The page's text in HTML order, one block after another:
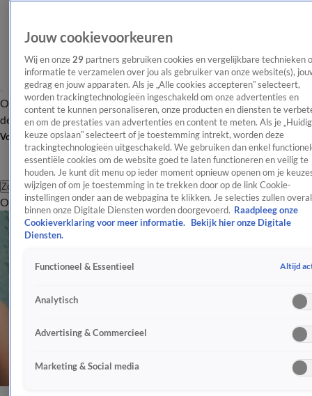
OverzichtAfleveringen Entertainment TV Algemeen
Tip
de redactieNieuwsbrief
Volg Shownieuws
Zoeken
OverzichtEntertainmentSpraakmakendRealityCrimeVideo's
Jouw cookievoorkeuren
Wij en onze 29 partners gebruiken cookies en vergelijkbare technieken
informatie te verzamelen over jou als gebruiker van onze website(s),
gedrag en jouw apparaten. Als je „Alle cookies accepteren” selecteert,
worden trackingtechnologieën ingeschakeld om onze advertenties en
content te kunnen personaliseren, onze producten en diensten te
en om de prestaties van advertenties en content te meten. Als je
keuze opslaan” selecteert of je toestemming intrekt, worden deze
trackingtechnologieën uitgeschakeld. We gebruiken dan enkel
essentiële cookies om de website goed te laten functioneren en veilig te
houden. Je kunt dit menu op ieder moment opnieuw openen om je
wijzigen of om je toestemming in te trekken door op de link Cookie-
instellingen onder aan de webpagina te klikken. Je selecties zullen overal
binnen onze Digitale Diensten worden doorgevoerd. Raadpleeg onze
Cookieverklaring voor meer informatie.
Bekijk hier onze Digitale
Diensten.
Functioneel & Essentieel Altijd
Analytisch
Advertising & Commercieel
Marketing & Social media